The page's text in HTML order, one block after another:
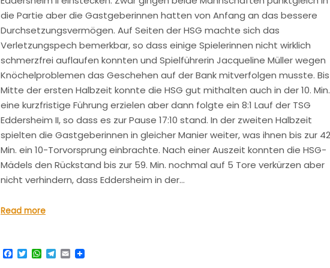
die Partie aber die Gastgeberinnen hatten von Anfang an das bessere
Durchsetzungsvermögen. Auf Seiten der HSG machte sich das
Verletzungspech bemerkbar, so dass einige Spielerinnen nicht wirklich
schmerzfrei auflaufen konnten und Spielführerin Jacqueline Müller wegen
Knöchelproblemen das Geschehen auf der Bank mitverfolgen musste. Bis
Mitte der ersten Halbzeit konnte die HSG gut mithalten auch in der 10. Min.
eine kurzfristige Führung erzielen aber dann folgte ein 8:1 Lauf der TSG
Eddersheim II, so dass es zur Pause 17:10 stand. In der zweiten Halbzeit
spielten die Gastgeberinnen in gleicher Manier weiter, was ihnen bis zur
Min. ein 10-Torvorsprung einbrachte. Nach einer Auszeit konnten die HSG-
Mädels den Rückstand bis zur 59. Min. nochmal auf 5 Tore verkürzen aber
nicht verhindern, dass Eddersheim in der…
Read more
Facebook
TwitterWhatsApp
Telegram
Email